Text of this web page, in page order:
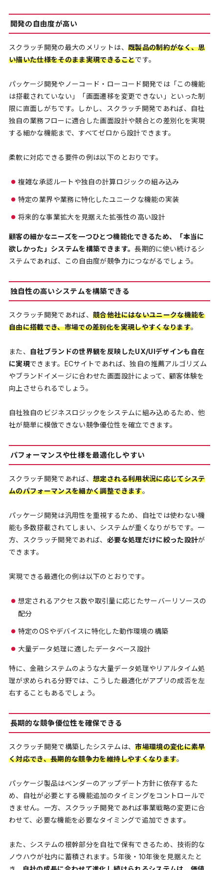
開発の自由度が高い
スクラッチ開発の最大のメリットは、 既製品の制約がなく、思
い描いた仕様をそのまま実現できることです。
パッケージ開発やノーコード・ローコード開発では「この機能
は搭載されていない」「画面遷移を変更できない」といった制
限に直面しがちです。しかし、スクラッチ開発であれば、自社
独自の業務フローに適合した画面設計や競合との差別化を実現
する細かな機能まで、すべてゼロから設計できます。
柔軟に対応できる要件の例は以下のとおりです。
複雑な承認ルートや独自の計算ロジックの組み込み
特定の業界や業務に特化したユニークな機能の実装
将来的な事業拡大を見据えた拡張性の高い設計
顧客の細かなニーズを一つひとつ機能化できるため、「本当に
欲しかった」システムを構築できます。長期的に使い続けるシ
ステムであれば、この自由度が競争力につながるでしょう。
独自性の高いシステムを構築できる
スクラッチ開発であれば、競合他社にはないユニークな機能を
自由に搭載でき、市場での差別化を実現しやすくなります。
また、
自社ブランドの世界観を反映したUX/UIデザインも自在
に実現できます。ECサイトであれば、独自の推薦アルゴリズム
やブランドイメージに合わせた画面設計によって、顧客体験を
向上させられるでしょう。
自社独自のビジネスロジックをシステムに組み込めるため、他
社が簡単に模倣できない競争優位性を確立できます。
パフォーマンスや仕様を最適化しやすい
スクラッチ開発であれば、想定される利用状況に応じてシステ
ムのパフォーマンスを細かく調整できます。
パッケージ開発は汎用性を重視するため、自社では使わない機
能も多数搭載されてしまい、システムが重くなりがちです。一
方、スクラッチ開発であれば、 必要な処理だけに絞った設計が
できます。
実現できる最適化の例は以下のとおりです。
想定されるアクセス数や取引量に応じたサーバーリソースの
配分
特定のOSやデバイスに特化した動作環境の構築
大量データ処理に適したデータベース設計
特に、金融システムのような大量データ処理やリアルタイム処
理が求められる分野では、こうした最適化がアプリの成否を左
右することもあるでしょう。
長期的な競争優位性を確保できる
スクラッチ開発で構築したシステムは、市場環境の変化に素早
く対応でき、長期的な競争力を維持しやすくなります。
パッケージ製品はベンダーのアップデート方針に依存するた
め、自社が必要とする機能追加のタイミングをコントロールで
きません。一方、スクラッチ開発であれば事業戦略の変更に合
わせて、必要な機能を必要なタイミングで追加できます。
また、システムの根幹部分を自社で保有できるため、技術的な
ノウハウが社内に蓄積されます。5年後・10年後を見据えたと